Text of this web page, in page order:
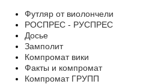
Футляр от виолончели
РОСПРЕС - РУСПРЕС
Досье
Замполит
Компромат вики
Факты и компромат
Компромат ГРУПП